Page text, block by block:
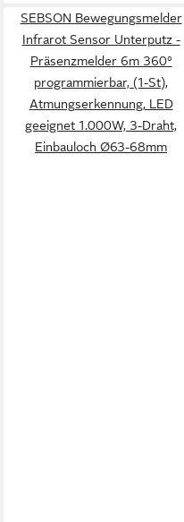
SEBSON Bewegungsmelder
Infrarot Sensor Unterputz -
Präsenzmelder 6m 360°
programmierbar, (1-St),
Atmungserkennung, LED
geeignet 1.000W, 3-Draht,
Einbauloch Ø63-68mm